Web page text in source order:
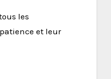
et leur